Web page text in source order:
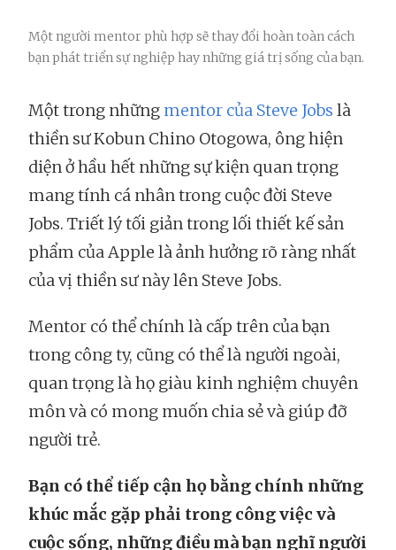
Một người mentor phù hợp sẽ thay đổi hoàn toàn cách
bạn phát triển sự nghiệp hay những giá trị sống của bạn.
Một trong những mentor của Steve Jobs là
thiền sư Kobun Chino Otogowa, ông hiện
diện ở hầu hết những sự kiện quan trọng
mang tính cá nhân trong cuộc đời Steve
Jobs. Triết lý tối giản trong lối thiết kế sản
phẩm của Apple là ảnh hưởng rõ ràng nhất
của vị thiền sư này lên Steve Jobs.
Mentor có thể chính là cấp trên của bạn
trong công ty, cũng có thể là người ngoài,
quan trọng là họ giàu kinh nghiệm chuyên
môn và có mong muốn chia sẻ và giúp đỡ
người trẻ.
Bạn có thể tiếp cận họ bằng chính những
khúc mắc gặp phải trong công việc và
cuộc sống, những điều mà bạn nghĩ người